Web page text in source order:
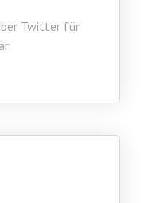
Twitter für